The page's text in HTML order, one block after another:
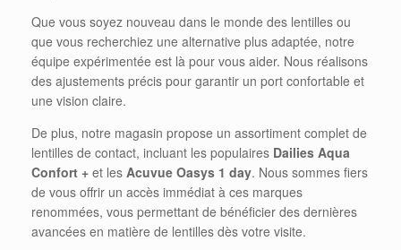
Que vous soyez nouveau dans le monde des lentilles ou
que vous recherchiez une alternative plus adaptée, notre
équipe expérimentée est là pour vous aider. Nous réalisons
des ajustements précis pour garantir un port confortable et
une vision claire.
De plus, notre magasin propose un assortiment complet de
lentilles de contact, incluant les populaires Dailies Aqua
Confort + et les Acuvue Oasys 1 day. Nous sommes fiers
de vous offrir un accès immédiat à ces marques
renommées, vous permettant de bénéficier des dernières
avancées en matière de lentilles dès votre visite.